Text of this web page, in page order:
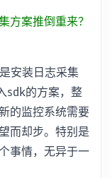
方案推倒重来？
安装日志采集
sdk的方案，整
的监控系统需要
而却步。特别是
事情，无异于一